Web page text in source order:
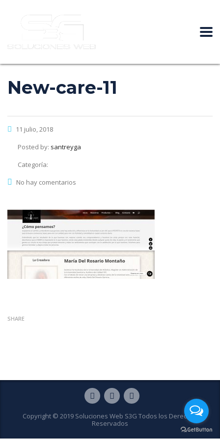
New-care-11
11 julio, 2018
Posted by: santreyga
Categoría:
No hay comentarios
SHARE
Copyright © 2019 Soluciones Web S3G Todos los Derechos
Reservados